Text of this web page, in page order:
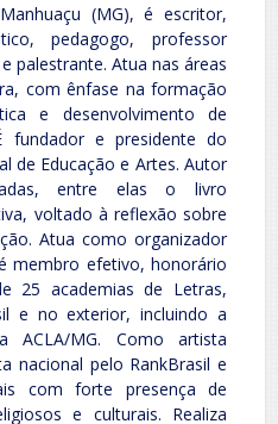
(MG), é escritor,
pedagogo, professor
palestrante. Atua nas áreas
com ênfase na formação
e desenvolvimento de
fundador e presidente do
de Educação e Artes. Autor
entre elas o livro
voltado à reflexão sobre
Atua como organizador
membro efetivo, honorário
25 academias de Letras,
e no exterior, incluindo a
ACLA/MG. Como artista
nacional pelo RankBrasil e
com forte presença de
e culturais. Realiza